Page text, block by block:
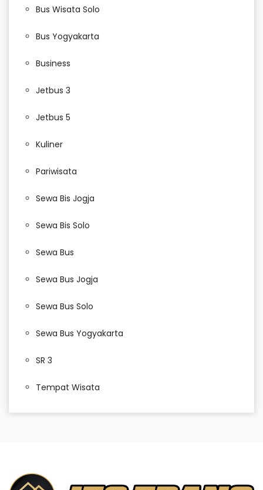
Bus Wisata Solo
Bus Yogyakarta
Business
Jetbus 3
Jetbus 5
Kuliner
Pariwisata
Sewa Bis Jogja
Sewa Bis Solo
Sewa Bus
Sewa Bus Jogja
Sewa Bus Solo
Sewa Bus Yogyakarta
SR 3
Tempat Wisata